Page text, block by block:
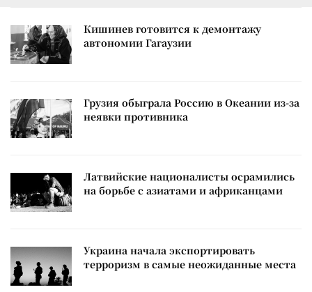
Кишинев готовится к демонтажу
автономии Гагаузии
Грузия обыграла Россию в Океании из-за
неявки противника
Латвийские националисты осрамились
на борьбе с азиатами и африканцами
Украина начала экспортировать
терроризм в самые неожиданные места